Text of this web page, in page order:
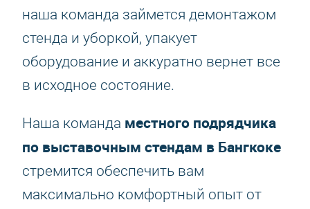
наша команда займется демонтажом
стенда и уборкой, упакует
оборудование и аккуратно вернет все
в исходное состояние.
Наша команда местного подрядчика
по выставочным стендам в Бангкоке
стремится обеспечить вам
максимально комфортный опыт от